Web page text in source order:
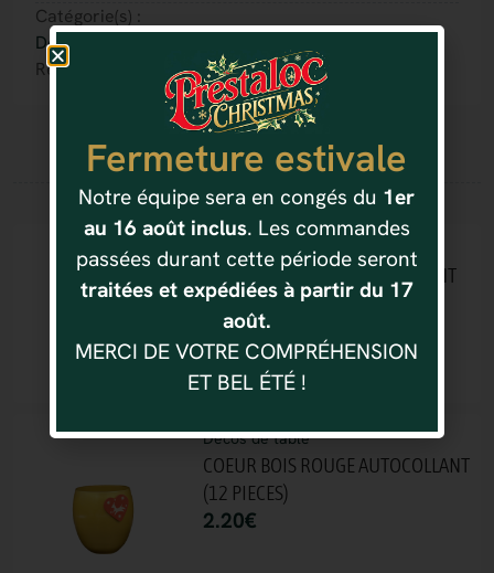
Catégorie(s) :
Décos de table
Référence : 7321011299874
Vous aimerez aussi
Décos de table
LUNE BOIS ROUGE AUTOCOLLANT
(12 PIECES)
2.20€
Décos de table
COEUR BOIS ROUGE AUTOCOLLANT
(12 PIECES)
2.20€
Fermeture estivale
Notre équipe sera en congés du 1er
au 16 août inclus. Les commandes
passées durant cette période seront
traitées et expédiées à partir du 17
août.
MERCI DE VOTRE COMPRÉHENSION
ET BEL ÉTÉ !